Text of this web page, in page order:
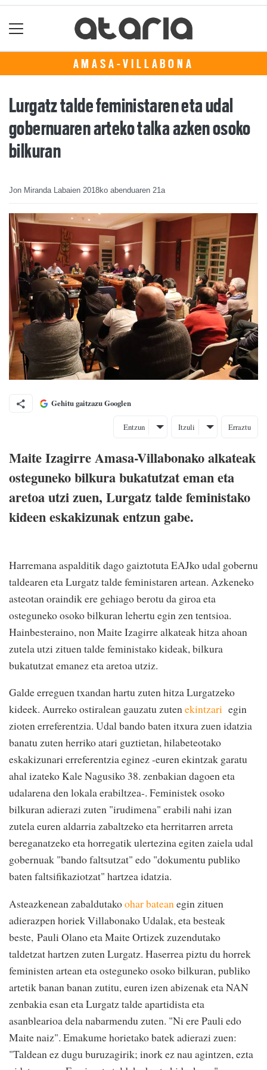
AMASA-VILLABONA
Lurgatz talde feministaren eta udal
gobernuaren arteko talka azken osoko
bilkuran
Jon Miranda Labaien 2018ko abenduaren 21a
Gehitu gaitzazu Googlen
Entzun Itzuli Erraztu
Maite Izagirre Amasa-Villabonako alkateak
osteguneko bilkura bukatutzat eman eta
aretoa utzi zuen, Lurgatz talde feministako
kideen eskakizunak entzun gabe.
Harremana aspalditik dago gaiztotuta EAJko udal gobernu
taldearen eta Lurgatz talde feministaren artean. Azkeneko
asteotan oraindik ere gehiago berotu da giroa eta
osteguneko osoko bilkuran lehertu egin zen tentsioa.
Hainbesteraino, non Maite Izagirre alkateak hitza ahoan
zutela utzi zituen talde feministako kideak, bilkura
bukatutzat emanez eta aretoa utziz.
Galde erreguen txandan hartu zuten hitza Lurgatzeko
kideek. Aurreko ostiralean gauzatu zutenekintzari egin
zioten erreferentzia. Udal bando baten itxura zuen idatzia
banatu zuten herriko atari guztietan, hilabeteotako
eskakizunari erreferentzia eginez -euren ekintzak garatu
ahal izateko Kale Nagusiko 38. zenbakian dagoen eta
udalarena den lokala erabiltzea-. Feministek osoko
bilkuran adierazi zuten "irudimena" erabili nahi izan
zutela euren aldarria zabaltzeko eta herritarren arreta
bereganatzeko eta horregatik ulertezina egiten zaiela udal
gobernuak "bando faltsutzat" edo "dokumentu publiko
baten faltsifikaziotzat" hartzea idatzia.
Asteazkenean zabaldutakoohar bateanegin zituen
adierazpen horiek Villabonako Udalak, eta besteak
beste, Pauli Olano eta Maite Ortizek zuzendutako
taldetzat hartzen zuten Lurgatz. Haserrea piztu du horrek
feministen artean eta osteguneko osoko bilkuran, publiko
artetik banan banan zutitu, euren izen abizenak eta NAN
zenbakia esan eta Lurgatz talde apartidista eta
asanblearioa dela nabarmendu zuten. "Ni ere Pauli edo
Maite naiz". Emakume horietako batek adierazi zuen:
"Taldean ez dugu buruzagirik; inork ez nau agintzen, ezta